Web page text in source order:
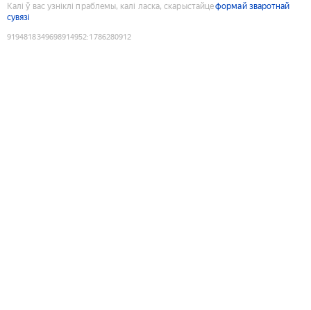
Калі ў вас узніклі праблемы, калі ласка, скарыстайцеформай зваротнай
сувязі
9194818349698914952:1786280912